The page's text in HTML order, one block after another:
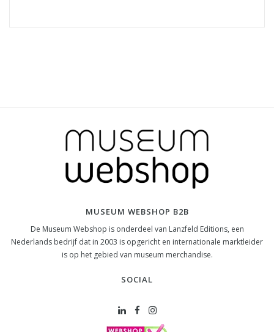
MUSEUM WEBSHOP B2B
De Museum Webshop is onderdeel van Lanzfeld Editions, een
Nederlands bedrijf dat in 2003 is opgericht en internationale marktleider
is op het gebied van museum merchandise.
SOCIAL